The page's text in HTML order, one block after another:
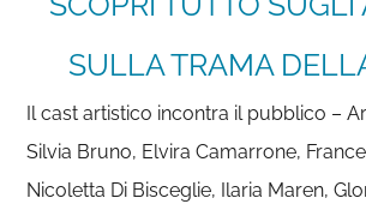
SULLA TRAMA
Il cast artistico incontra il pubblico –
Silvia Bruno, Elvira Camarrone,
Nicoletta Di Bisceglie, Ilaria Maren,